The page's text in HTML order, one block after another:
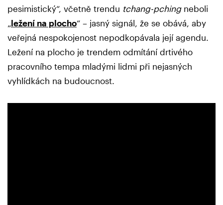
pesimistický“, včetně trendu tchang-pching neboli
„ležení na plocho“ – jasný signál, že se obává, aby
veřejná nespokojenost nepodkopávala její agendu.
Ležení na plocho je trendem odmítání drtivého
pracovního tempa mladými lidmi při nejasných
vyhlídkách na budoucnost.